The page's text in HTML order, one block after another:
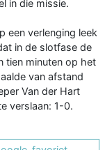
in die missie.
een verlenging leek
in de slotfase de
tien minuten op het
van afstand
Van der Hart
verslaan: 1-0.